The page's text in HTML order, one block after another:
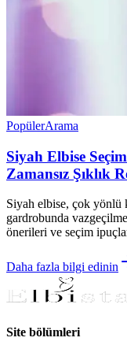
PopülerArama
Siyah Elbise
Zamansız Şıklık
Siyah elbise, çok yönlü
gardrobunda
önerileri ve seçim
Daha fazla bilgi edinin
Site bölümleri